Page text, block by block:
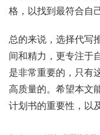
格，以找到最符合自
总的来说，选择代写
间和精力，更专注于
是非常重要的，只有
高质量的。希望本文
计划书的重要性，以